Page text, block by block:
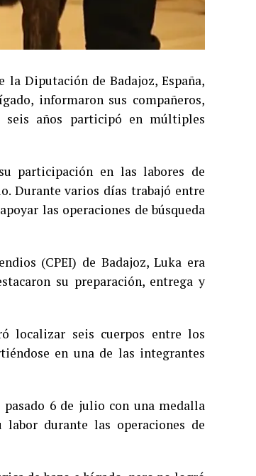
Diputación de Badajoz, España,
informaron sus compañeros,
seis años participó en múltiples
participación en las labores de
Durante varios días trabajó entre
las operaciones de búsqueda
(CPEI) de Badajoz, Luka era
su preparación, entrega y
localizar seis cuerpos entre los
en una de las integrantes
6 de julio con una medalla
durante las operaciones de